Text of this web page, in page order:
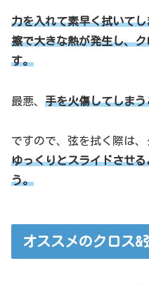
力を入れて素早く拭いて
擦で大きな熱が発生し、
す。
最悪、 手を火傷してしま
ですので、弦を拭く際は、
ゆっくりとスライドさせ
う。
オススメのクロス&